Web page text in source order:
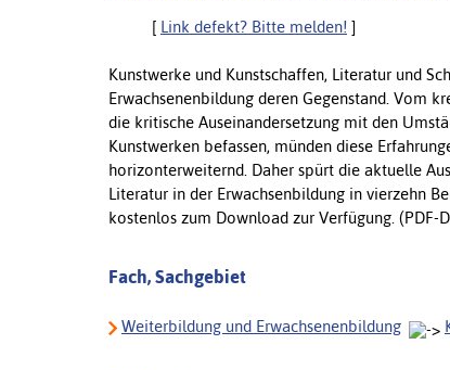
[ Link defekt? Bitte melden! ]
Kunstwerke und Kunstschaffen, Literatur und
Erwachsenenbildung deren Gegenstand. Vom
die kritische Auseinandersetzung mit den
Kunstwerken befassen, münden diese
horizonterweiternd. Daher spürt die aktuelle
Literatur in der Erwachsenbildung in vierzehn
kostenlos zum Download zur Verfügung. (PDF-
Fach, Sachgebiet
Weiterbildung und Erwachsenenbildung